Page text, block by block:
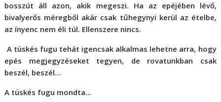
bosszút áll azon, akik megeszi. Ha az epéjében lévő,
bivalyerős méregből akár csak tűhegynyi kerül az ételbe,
az ínyenc nem éli túl. Ellenszere nincs.
A tüskés fugu tehát igencsak alkalmas lehetne arra, hogy
epés megjegyzéseket tegyen, de rovatunkban csak
beszél, beszél…
A tüskés fugu mondta…